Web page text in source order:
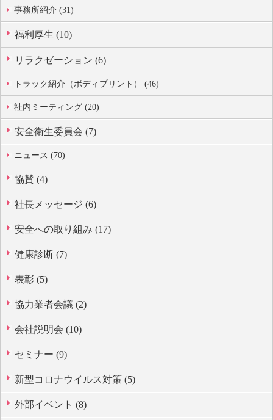
事務所紹介 (31)
福利厚生 (10)
リラクゼーション (6)
トラック紹介（ボディプリント） (46)
社内ミーティング (20)
安全衛生委員会 (7)
ニュース (70)
協賛 (4)
社長メッセージ (6)
安全への取り組み (17)
健康診断 (7)
表彰 (5)
協力業者会議 (2)
会社説明会 (10)
セミナー (9)
新型コロナウイルス対策 (5)
外部イベント (8)